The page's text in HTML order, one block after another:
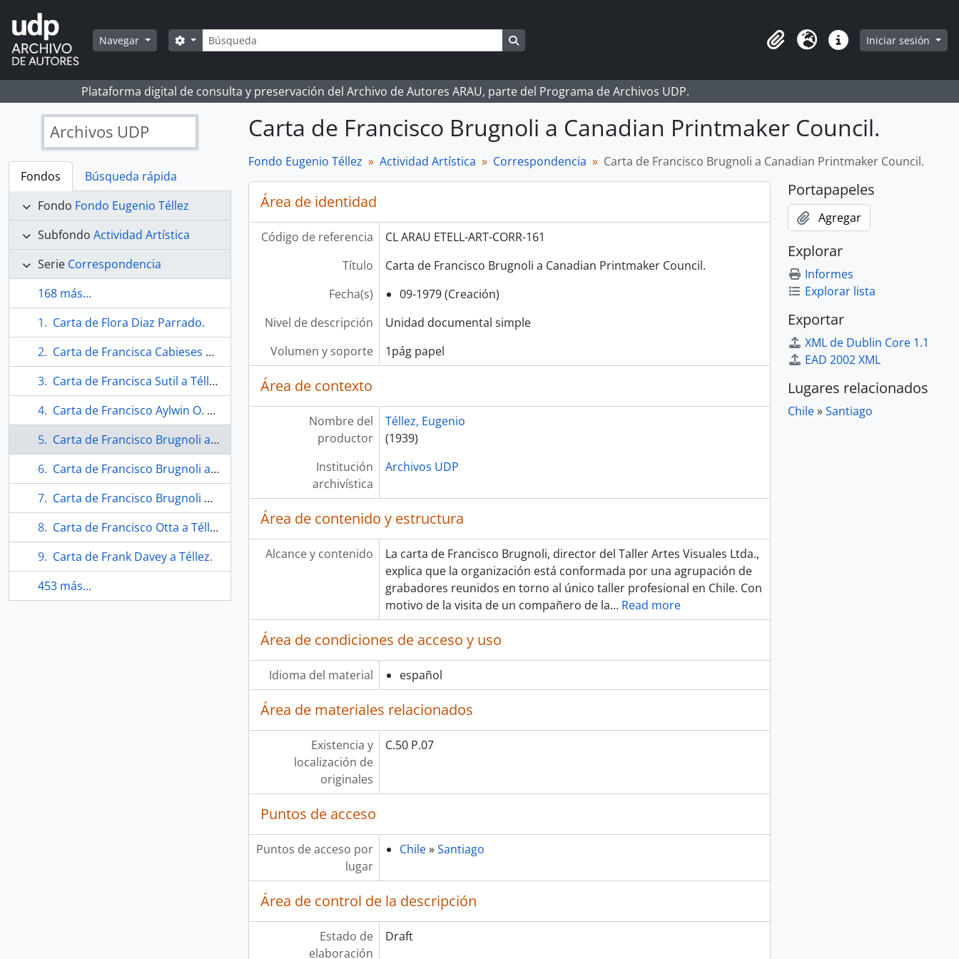
Skip to main content
Navegar Búsqueda
Search options
Portapapeles
Idioma Enlaces rápidos
Iniciar sesión
Plataforma digital de consulta y preservación del Archivo de Autores ARAU, parte del Programa de Archivos UDP.
Archivos UDP
Fondos
Búsqueda rápida
Fondo Fondo Eugenio Téllez
Subfondo Actividad Artística
Serie Correspondencia
168 más...
Carta de Flora Diaz Parrado.
Carta de Francisca Cabieses M. para Téllez.
Carta de Francisca Sutil a Téllez.
Carta de Francisco Aylwin O. a Téllez.
Carta de Francisco Brugnoli a Canadian Printmaker Council.
Carta de Francisco Brugnoli a Stanley William Hayter.
Carta de Francisco Brugnoli para Eugenio Téllez.
Carta de Francisco Otta a Téllez.
Carta de Frank Davey a Téllez.
453 más...
Carta de Francisco Brugnoli a Canadian Printmaker Council.
Fondo Eugenio Téllez Actividad Artística Correspondencia Carta de Francisco Brugnoli a Canadian Printmaker Council.
Área de identidad
Código de referencia
CL ARAU ETELL-ART-CORR-161
Título
Carta de Francisco Brugnoli a Canadian Printmaker Council.
Fecha(s)
09-1979 (Creación)
Nivel de descripción
Unidad documental simple
Volumen y soporte
1pág papel
Área de contexto
Nombre del
productor
Téllez, Eugenio
(1939)
Institución
archivística
Archivos UDP
Área de contenido y estructura
Alcance y contenido
La carta de Francisco Brugnoli, director del Taller Artes Visuales Ltda.,
explica que la organización está conformada por una agrupación de
grabadores reunidos en torno al único taller profesional en Chile. Con
motivo de la visita de un compañero de la… Read more
Área de condiciones de acceso y uso
Idioma del material español
Área de materiales relacionados
Existencia y
localización de
originales
C.50 P.07
Puntos de acceso
Puntos de acceso por
lugar
Chile»Santiago
Área de control de la descripción
Estado de
elaboración
Draft
Portapapeles
Agregar
Explorar
Informes
Explorar lista
Exportar
XML de Dublin Core 1.1
EAD 2002 XML
Lugares relacionados
Chile»Santiago